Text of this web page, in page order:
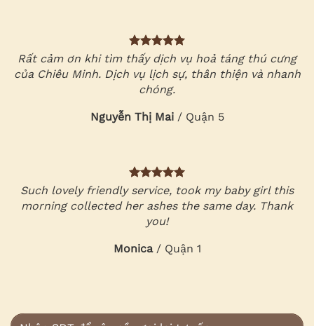
Rất cảm ơn khi tìm thấy dịch vụ hoả táng thú cưng
của Chiêu Minh. Dịch vụ lịch sự, thân thiện và nhanh
chóng.
Nguyễn Thị Mai / Quận 5
Such lovely friendly service, took my baby girl this
morning collected her ashes the same day. Thank
you!
Monica / Quận 1